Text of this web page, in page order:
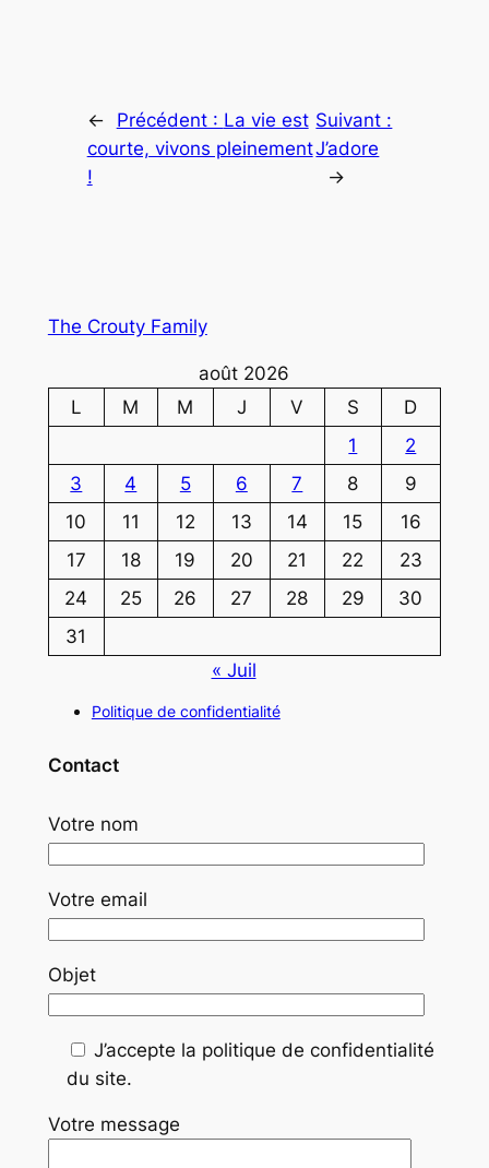
← Précédent : La vie est
courte, vivons pleinement
!
Suivant :
J’adore
→
The Crouty Family
août 2026
L
M M J V S
D
1
2
3
4 5 6 7 8
9
10
11 12 13 14 15
16
17
18 19 20 21 22
23
24
25 26 27 28 29
30
31
« Juil
Politique de confidentialité
Contact
Votre nom
Votre email
Objet
J’accepte la politique de confidentialité
du site.
Votre message